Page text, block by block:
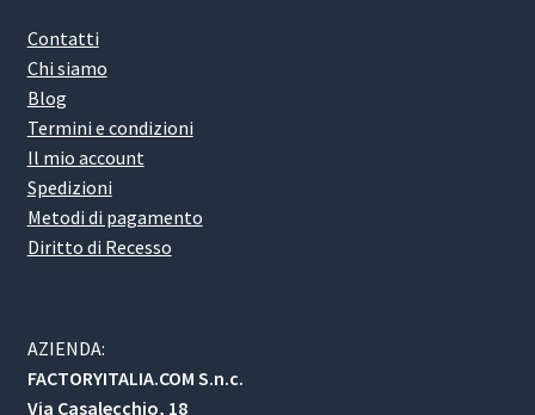
Contatti
Chi siamo
Blog
Termini e condizioni
Il mio account
Spedizioni
Metodi di pagamento
Diritto di Recesso
AZIENDA:
FACTORYITALIA.COM S.n.c.
Via Casalecchio, 18